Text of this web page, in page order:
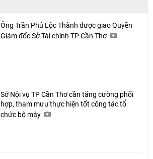
Ông Trần Phú Lộc Thành được giao Quyền
Giám đốc Sở Tài chính TP Cần Thơ
Sở Nội vụ TP Cần Thơ cần tăng cường phối
hợp, tham mưu thực hiện tốt công tác tổ
chức bộ máy